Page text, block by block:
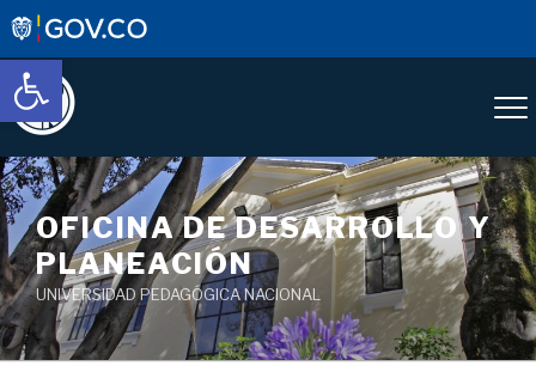
Abrir barra de herramientas
OFICINA DE DESARROLLO Y
PLANEACIÓN
UNIVERSIDAD PEDAGÓGICA NACIONAL